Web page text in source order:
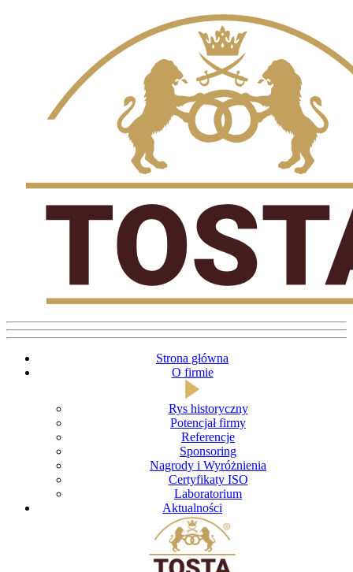
Strona główna
O firmie
Rys historyczny
Potencjał firmy
Referencje
Sponsoring
Nagrody i Wyróżnienia
Certyfikaty ISO
Laboratorium
Aktualności